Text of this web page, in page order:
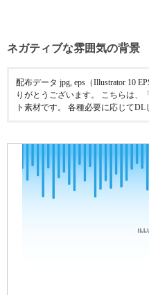
ネガティブな雰囲気の背景
配布データ jpg, eps（Illustrator 10
りがとうございます。 こちらは、
ト素材です。 各種必要に応じてDL